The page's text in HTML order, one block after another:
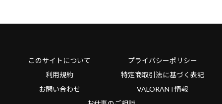
このサイトについて
プライバシーポリシー
利用規約
特定商取引法に基づく表記
お問い合わせ
VALORANT情報